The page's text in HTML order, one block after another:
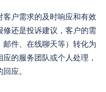
户需求的及时响应和有效
还是投诉建议，客户的需
件、在线聊天等）转化为
的服务团队或个人处理，
应。